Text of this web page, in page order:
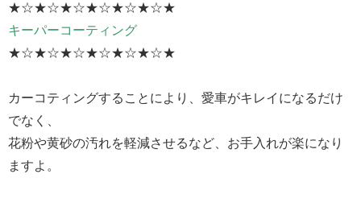
★☆★☆★☆★☆★☆★☆★
キーパーコーティング
★☆★☆★☆★☆★☆★☆★
カーコティングすることにより、愛車がキレイになるだけ
でなく、
花粉や黄砂の汚れを軽減させるなど、お手入れが楽になり
ますよ。